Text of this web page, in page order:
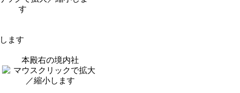
本殿右の境内社